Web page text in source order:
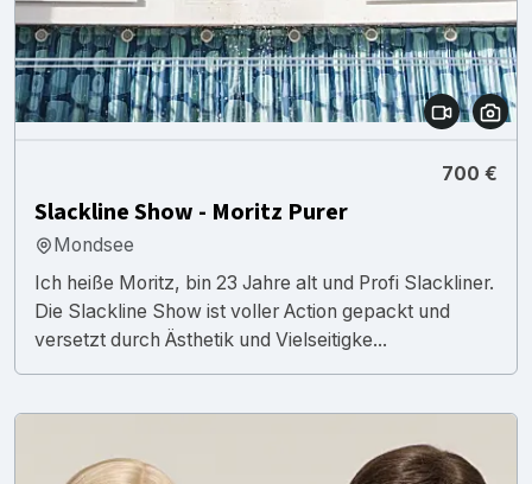
700 €
Slackline Show - Moritz Purer
Mondsee
Ich heiße Moritz, bin 23 Jahre alt und Profi Slackliner.
Die Slackline Show ist voller Action gepackt und
versetzt durch Ästhetik und Vielseitigke...